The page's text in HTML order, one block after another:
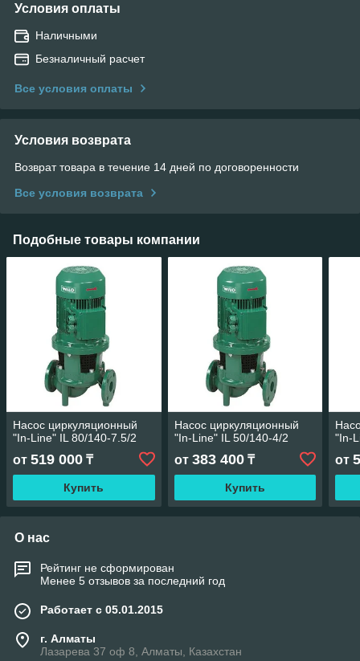
Условия оплаты
Наличными
Безналичный расчет
Все условия оплаты
Условия возврата
Возврат товара в течение 14 дней по договоренности
Все условия возврата
Подобные товары компании
Насос циркуляционный
"In-Line" IL 80/140-7.5/2
от 519 000 ₸
Купить
Насос циркуляционный
"In-Line" IL 50/140-4/2
от 383 400₸
Купить
"In-
от
О нас
Рейтинг не сформирован
Менее 5 отзывов за последний год
Работает с 05.01.2015
г. Алматы
Лазарева 37 оф 8, Алматы, Казахстан